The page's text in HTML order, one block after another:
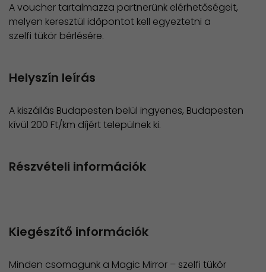
A voucher tartalmazza partnerünk elérhetőségeit,
melyen keresztül időpontot kell egyeztetni a
szelfi tükör bérlésére.
Helyszín leírás
A kiszállás Budapesten belül ingyenes, Budapesten
kívül 200 Ft/km díjért települnek ki.
Részvételi információk
Kiegészítő információk
Minden csomagunk a Magic Mirror – szelfi tükör